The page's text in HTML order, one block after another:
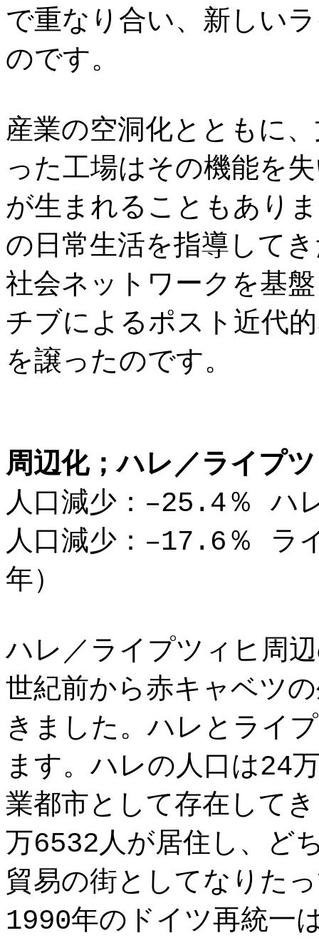
で重なり合い、新しい
のです。
産業の空洞化とともに
った工場はその機能を
が生まれることもあり
の日常生活を指導して
社会ネットワークを基
チブによるポスト近代
を譲ったのです。
周辺化；ハレ／ライプ
人口減少：–25.4％ ハ
人口減少：–17.6％ ラ
年）
ハレ／ライプツィヒ周
世紀前から赤キャベツ
きました。ハレとライ
ます。ハレの人口は24
業都市として存在して
万6532人が居住し、ど
貿易の街としてなりた
1990年のドイツ再統一